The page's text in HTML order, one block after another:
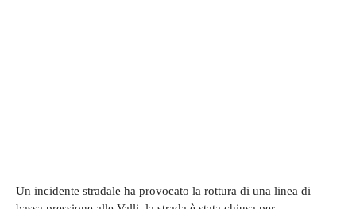
Un incidente stradale ha provocato la rottura di una linea di